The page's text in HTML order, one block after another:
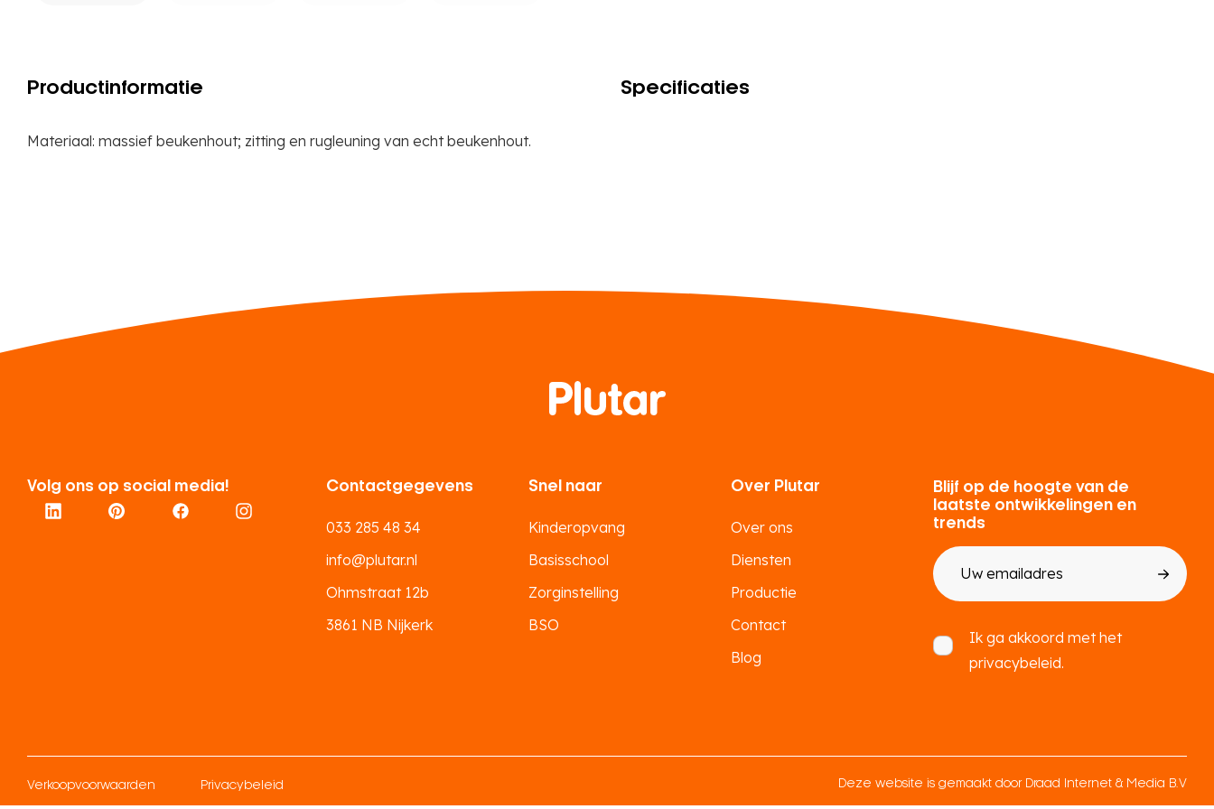
Productinformatie
Materiaal: massief beukenhout; zitting en rugleuning van echt beukenhout.
Specificaties
Volg ons op social media! Contactgegevens
033 285 48 34
info@plutar.nl
Ohmstraat 12b
3861 NB Nijkerk
Snel naar
Kinderopvang
Basisschool
Zorginstelling
BSO
Over Plutar
Over ons
Diensten
Productie
Contact
Blog
Blijf op de hoogte van de
laatste ontwikkelingen en
trends
E-
mailadres
Ik ga akkoord met het
privacybeleid.
Verkoopvoorwaarden Privacybeleid Deze website is gemaakt door Draad Internet & Media B.V